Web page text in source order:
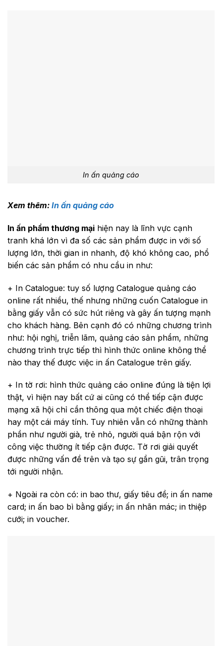
In ấn quảng cáo
Xem thêm: In ấn quảng cáo
In ấn phẩm thương mại hiện nay là lĩnh vực cạnh
tranh khá lớn vì đa số các sản phẩm được in với số
lượng lớn, thời gian in nhanh, độ khó không cao, phổ
biến các sản phẩm có nhu cầu in như:
+ In Catalogue: tuy số lượng Catalogue quảng cáo
online rất nhiều, thế nhưng những cuốn Catalogue in
bằng giấy vẫn có sức hút riêng và gây ấn tượng mạnh
cho khách hàng. Bên cạnh đó có những chương trình
như: hội nghị, triễn lãm, quảng cáo sản phẩm, những
chương trình trực tiếp thì hình thức online không thể
nào thay thế được việc in ấn Catalogue trên giấy.
+ In tờ rơi: hình thức quảng cáo online đúng là tiện lợi
thật, vì hiện nay bất cứ ai cũng có thể tiếp cận được
mạng xã hội chỉ cần thông qua một chiếc điện thoại
hay một cái máy tính. Tuy nhiên vẫn có những thành
phần như người già, trẻ nhỏ, người quá bận rộn với
công việc thường ít tiếp cận được. Tờ rơi giải quyết
được những vấn đề trên và tạo sự gần gũi, trân trọng
tới người nhận.
+ Ngoài ra còn có: in bao thư, giấy tiêu đề; in ấn name
card; in ấn bao bì bằng giấy; in ấn nhãn mác; in thiệp
cưới; in voucher.